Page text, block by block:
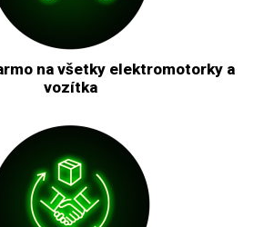
na všetky elektromotorky a
vozítka